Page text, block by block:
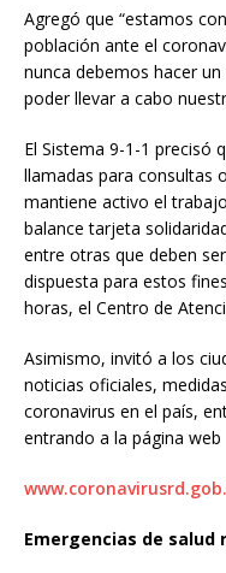
Agregó que “estamos
población ante el
nunca debemos hacer
poder llevar a cabo
El Sistema 9-1-1 precisó
llamadas para consultas
mantiene activo el
balance tarjeta
entre otras que deben
dispuesta para estos
horas, el Centro de
Asimismo, invitó a los
noticias oficiales,
coronavirus en el país,
entrando a la página web
Emergencias de salud